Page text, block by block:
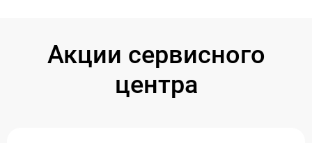
Акции сервисного
центра